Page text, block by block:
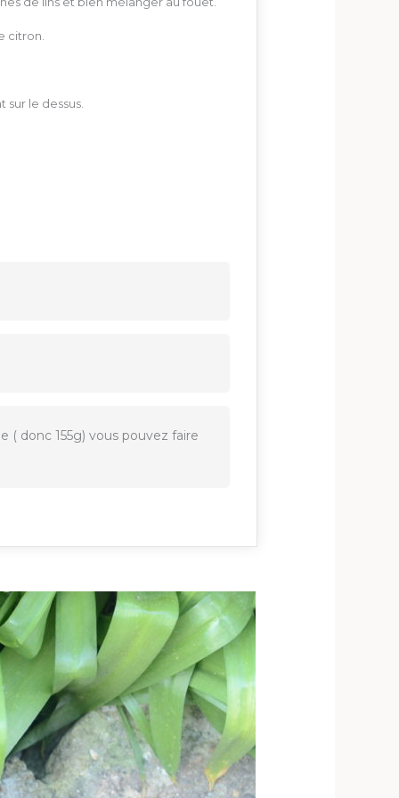
citron.
le dessus.
( donc 155g) vous pouvez faire